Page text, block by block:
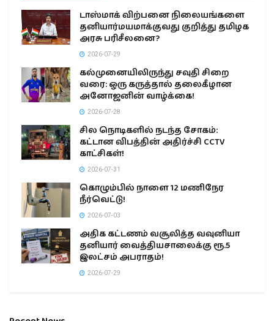
டாஸ்மாக் விற்பனை நிலையங்களை
தனியார்மயமாக்குவது குறித்து தமிழக
அரசு பரிசீலனை?
2026-07-29
கல்முனையிலிருந்து சவுதி சிறை
வரை: ஒரு கருத்தால் தலைகீழான
அனோஜனின் வாழ்க்கை!
2026-07-28
சில நொடிகளில் நடந்த சோகம்:
கட்டான விபத்தின் அதிர்ச்சி CCTV
காட்சிகள்!
2026-07-31
கொழும்பில் நாளை 12 மணிநேர
நீர்வெட்டு!
2026-07-03
அதிக கட்டணம் வசூலித்த வவுனியா
தனியார் வைத்தியசாலைக்கு ரூ.5
இலட்சம் அபராதம்!
2026-07-29